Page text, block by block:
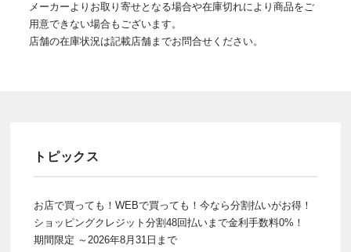
メーカーよりお取り寄せとなる場合や在庫切れにより商品をご
用意できない場合もございます。
店舗の在庫状況は記載店舗までお問合せください。
トピックス
お店で買っても！WEBで買っても！今なら分割払いがお得！
ショッピングクレジット分割48回払いまで金利手数料0%！
期間限定 ～2026年8月31日まで